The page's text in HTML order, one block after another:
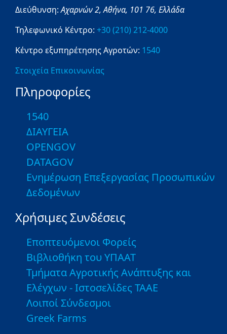
Διεύθυνση:Αχαρνών 2,Αθήνα, 101 76, Ελλάδα
Τηλεφωνικό Κέντρο: +30 (210) 212-4000
Κέντρο εξυπηρέτησης Αγροτών: 1540
Στοιχεία Επικοινωνίας
Πληροφορίες
1540
ΔΙΑΥΓΕΙΑ
OPENGOV
DATAGOV
Ενημέρωση Επεξεργασίας Προσωπικών
Δεδομένων
Χρήσιμες Συνδέσεις
Εποπτευόμενοι Φορείς
Βιβλιοθήκη του ΥΠΑΑΤ
Τμήματα Αγροτικής Ανάπτυξης και
Ελέγχων - Ιστοσελίδες ΤΑΑΕ
Λοιποί Σύνδεσμοι
Greek Farms